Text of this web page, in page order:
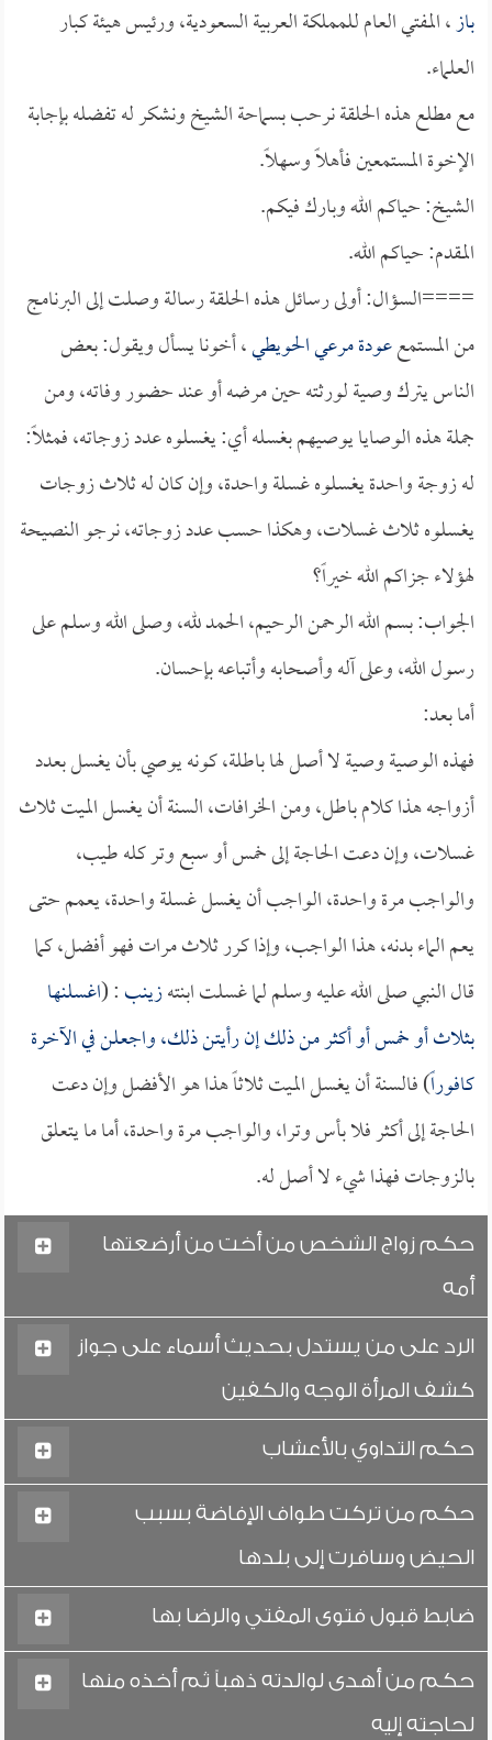
باز، المفتي العام للمملكة العربية السعودية، ورئيس هيئة كبار
العلماء.
مع مطلع هذه الحلقة نرحب بسماحة الشيخ ونشكر له تفضله بإجابة
الإخوة المستمعين فأهلاً وسهلاً.
الشيخ: حياكم الله وبارك فيكم.
المقدم: حياكم الله.
====السؤال: أولى رسائل هذه الحلقة رسالة وصلت إلى البرنامج
من المستمععودة مرعي الحويطي، أخونا يسأل ويقول: بعض
الناس يترك وصية لورثته حين مرضه أو عند حضور وفاته، ومن
جملة هذه الوصايا يوصيهم بغسله أي: يغسلوه عدد زوجاته، فمثلاً:
له زوجة واحدة يغسلوه غسلة واحدة، وإن كان له ثلاث زوجات
يغسلوه ثلاث غسلات، وهكذا حسب عدد زوجاته، نرجو النصيحة
لهؤلاء جزاكم الله خيراً؟
الجواب: بسم الله الرحمن الرحيم، الحمد لله، وصلى الله وسلم على
رسول الله، وعلى آله وأصحابه وأتباعه بإحسان.
أما بعد:
فهذه الوصية وصية لا أصل لها باطلة، كونه يوصي بأن يغسل بعدد
أزواجه هذا كلام باطل، ومن الخرافات، السنة أن يغسل الميت ثلاث
غسلات، وإن دعت الحاجة إلى خمس أو سبع وتر كله طيب،
والواجب مرة واحدة، الواجب أن يغسل غسلة واحدة، يعمم حتى
يعم الماء بدنه، هذا الواجب، وإذا كرر ثلاث مرات فهو أفضل، كما
قال النبي صلى الله عليه وسلم لما غسلت ابنتهزينب: (اغسلنها
بثلاث أو خمس أو أكثر من ذلك إن رأيتن ذلك، واجعلن في الآخرة
كافوراً) فالسنة أن يغسل الميت ثلاثاً هذا هو الأفضل وإن دعت
الحاجة إلى أكثر فلا بأس وترا، والواجب مرة واحدة، أما ما يتعلق
بالزوجات فهذا شيء لا أصل له.
حكم زواج الشخص من أخت من أرضعتها
أمه
الرد على من يستدل بحديث أسماء على جواز
كشف المرأة الوجه والكفين
حكم التداوي بالأعشاب
حكم من تركت طواف الإفاضة بسبب
الحيض وسافرت إلى بلدها
ضابط قبول فتوى المفتي والرضا بها
حكم من أهدى لوالدته ذهباً ثم أخذه منها
لحاجته إليه